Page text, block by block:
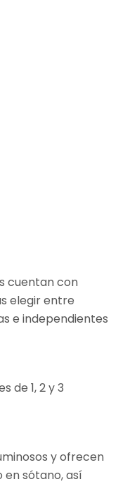
cuentan con
elegir entre
e independientes
de 1, 2 y 3
y ofrecen
en sótano, así